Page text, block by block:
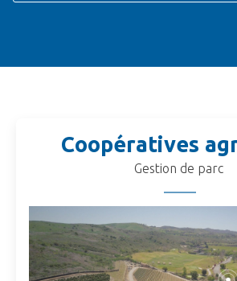
Coopératives
Gestion de parc